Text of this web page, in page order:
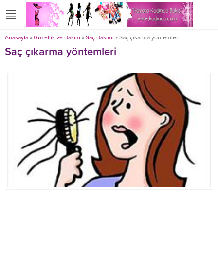
Anasayfa » Güzellik ve Bakım » Saç Bakımı » Saç çıkarma yöntemleri
Saç çıkarma yöntemleri